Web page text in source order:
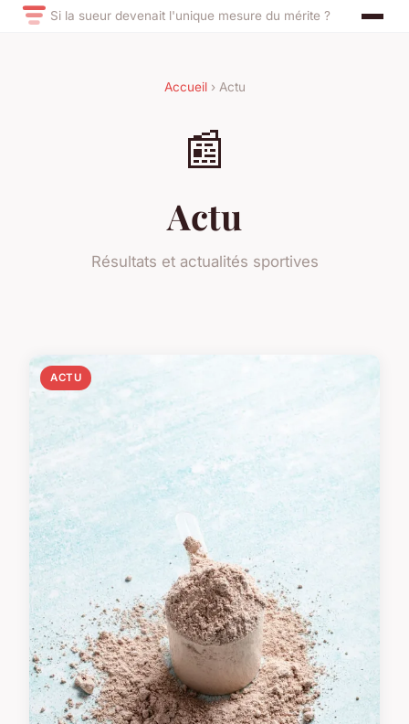
Si la sueur devenait l'unique mesure du mérite ?
Accueil› Actu
📰
Actu
Résultats et actualités sportives
ACTU